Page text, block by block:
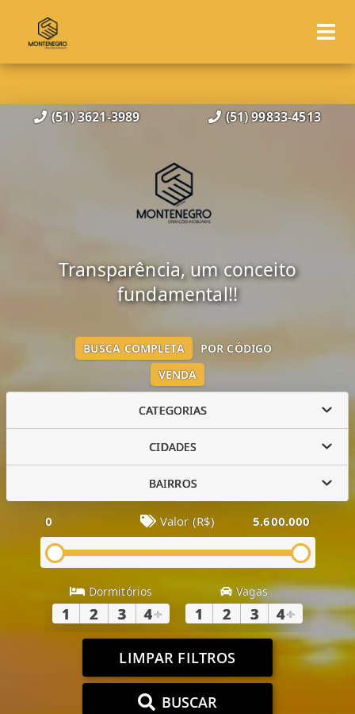
(51) 3621-3989 (51) 99833-4513
Transparência, um conceito
fundamental!!
VENDA
BUSCA COMPLETA POR CÓDIGO
CATEGORIAS
CIDADES
BAIRROS
0 Valor (R$) 5.600.000
Dormitórios
1 2 3 4+
Vagas
1 2 3 4+
LIMPAR FILTROS
BUSCAR